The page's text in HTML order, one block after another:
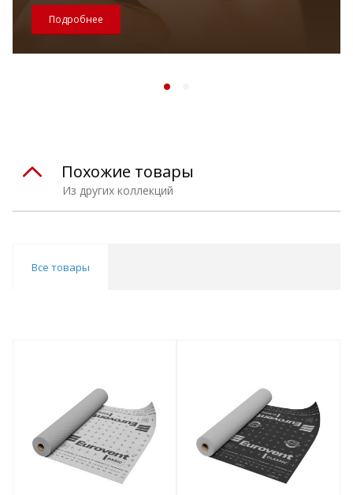
Подробнее
Из других коллекций
Похожие товары
Все товары